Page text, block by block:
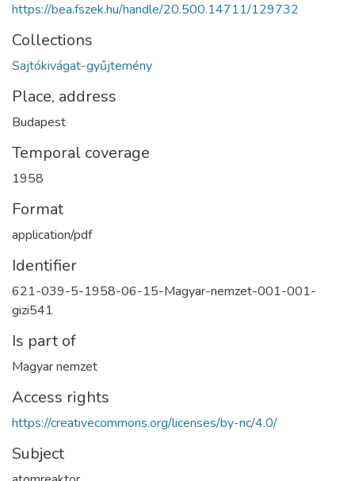
https://bea.fszek.hu/handle/20.500.14711/129732
Collections
Sajtókivágat-gyűjtemény
Place, address
Budapest
Temporal coverage
1958
Format
application/pdf
Identifier
621-039-5-1958-06-15-Magyar-nemzet-001-001-
gizi541
Is part of
Magyar nemzet
Access rights
https://creativecommons.org/licenses/by-nc/4.0/
Subject